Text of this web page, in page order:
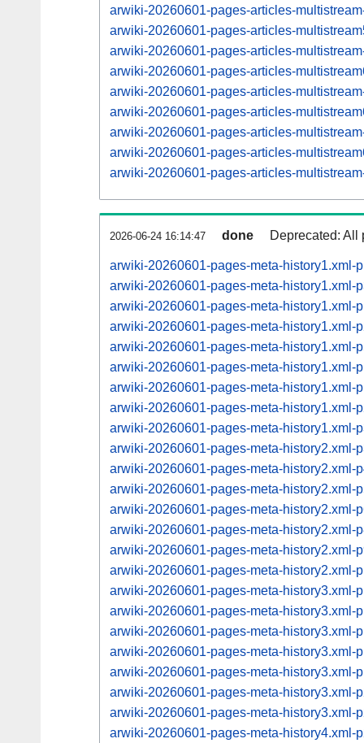
arwiki-20260601-pages-articles-
arwiki-20260601-pages-articles-
arwiki-20260601-pages-articles-
arwiki-20260601-pages-articles-
arwiki-20260601-pages-articles-
arwiki-20260601-pages-articles-
arwiki-20260601-pages-articles-
arwiki-20260601-pages-articles-
arwiki-20260601-pages-articles-
2026-06-24 16:14:47 done Deprecated: All
arwiki-20260601-pages-meta-history1.xml-
arwiki-20260601-pages-meta-history1.xml-
arwiki-20260601-pages-meta-history1.xml-
arwiki-20260601-pages-meta-history1.xml-
arwiki-20260601-pages-meta-history1.xml-
arwiki-20260601-pages-meta-history1.xml-
arwiki-20260601-pages-meta-history1.xml-
arwiki-20260601-pages-meta-history1.xml-
arwiki-20260601-pages-meta-history1.xml-
arwiki-20260601-pages-meta-history2.xml-
arwiki-20260601-pages-meta-history2.xml-
arwiki-20260601-pages-meta-history2.xml-
arwiki-20260601-pages-meta-history2.xml-
arwiki-20260601-pages-meta-history2.xml-
arwiki-20260601-pages-meta-history2.xml-
arwiki-20260601-pages-meta-history2.xml-
arwiki-20260601-pages-meta-history3.xml-
arwiki-20260601-pages-meta-history3.xml-
arwiki-20260601-pages-meta-history3.xml-
arwiki-20260601-pages-meta-history3.xml-
arwiki-20260601-pages-meta-history3.xml-
arwiki-20260601-pages-meta-history3.xml-
arwiki-20260601-pages-meta-history3.xml-
arwiki-20260601-pages-meta-history4.xml-